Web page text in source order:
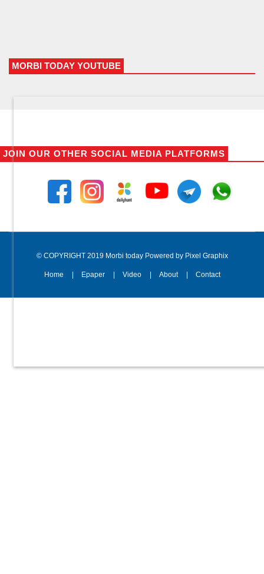
MORBI TODAY YOUTUBE
JOIN OUR OTHER SOCIAL MEDIA PLATFORMS
© COPYRIGHT 2019 Morbi today Powered by Pixel Graphix
Home Epaper Video About Contact